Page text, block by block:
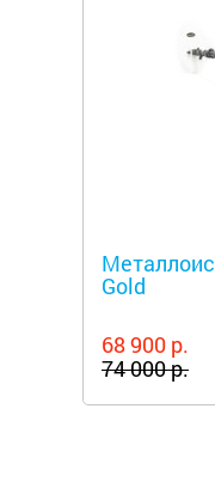
Gold
68 900 р.
74 000 р.